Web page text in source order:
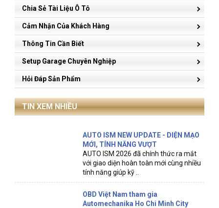
Chia Sẻ Tài Liệu Ô Tô
Cảm Nhận Của Khách Hàng
Thông Tin Cần Biết
Setup Garage Chuyên Nghiệp
Hỏi Đáp Sản Phẩm
TIN XEM NHIỀU
AUTO ISM NEW UPDATE - DIỆN MẠO
MỚI, TÍNH NĂNG VƯỢT
AUTO ISM 2026 đã chính thức ra mắt
với giao diện hoàn toàn mới cùng nhiều
tính năng giúp kỹ ..
OBD Việt Nam tham gia
Automechanika Ho Chi Minh City